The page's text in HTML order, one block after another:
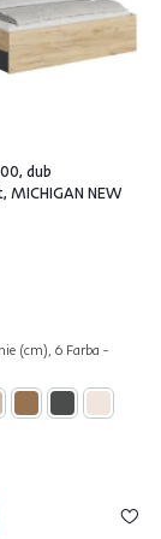
dub
NEW
(cm), 6 Farba -